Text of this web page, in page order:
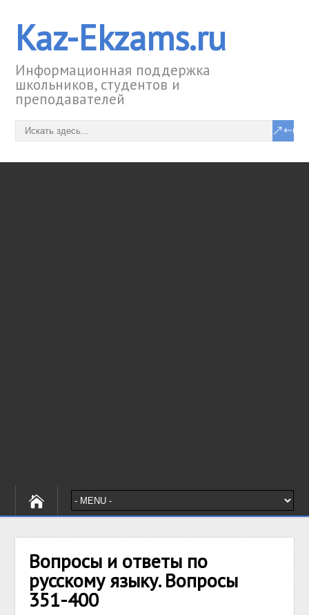
Kaz-Ekzams.ru
Информационная поддержка
школьников, студентов и
преподавателей
Вопросы и ответы по
русскому языку. Вопросы
351-400